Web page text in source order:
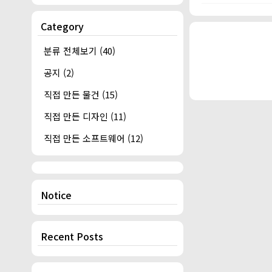
Category
분류 전체보기 (40)
공지 (2)
직접 만든 물건 (15)
직접 만든 디자인 (11)
직접 만든 소프트웨어 (12)
Notice
Recent Posts